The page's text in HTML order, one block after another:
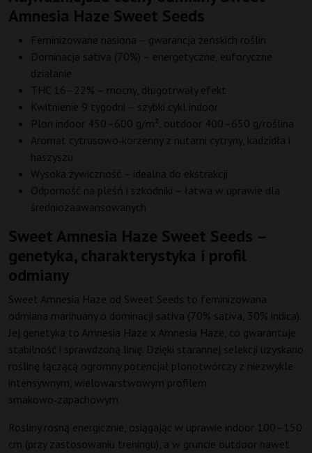
Amnesia Haze Sweet Seeds
Feminizowane nasiona – gwarancja żeńskich roślin
Dominacja sativa (70%) – energetyczne, euforyczne
działanie
THC 16–22% – mocny, długotrwały efekt
Kwitnienie 9 tygodni – szybki cykl indoor
Plon indoor 450–600 g/m², outdoor 400–650 g/roślina
Aromat cytrusowo‑korzenny z nutami cytryny, kadzidła i
haszyszu
Wysoka żywiczność – idealna do ekstrakcji
Odporność na pleśń i szkodniki – łatwa w uprawie dla
średniozaawansowanych
Sweet Amnesia Haze Sweet Seeds –
genetyka, charakterystyka i profil
odmiany
Sweet Amnesia Haze od Sweet Seeds to feminizowana
odmiana marihuany o dominacji sativa (70% sativa, 30% indica).
Jej genetyka to Amnesia Haze x Amnesia Haze, co gwarantuje
stabilność i sprawdzoną linię. Dzięki starannej selekcji uzyskano
roślinę łączącą ogromny potencjał plonotwórczy z niezwykle
intensywnym, wielowarstwowym profilem
smakowo‑zapachowym.
Rośliny rosną energicznie, osiągając w uprawie indoor 100–150
cm (przy zastosowaniu treningu), a w gruncie outdoor nawet